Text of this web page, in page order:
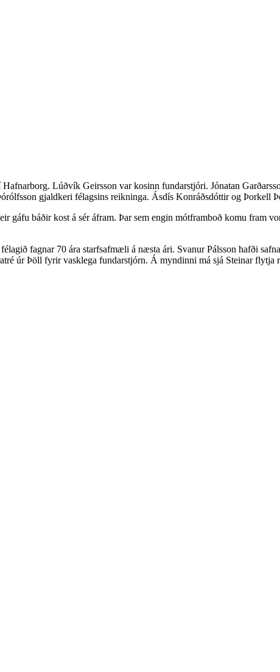
Lúðvík Geirsson var kosinn fundarstjóri. Jónatan
gjaldkeri félagsins reikninga. Ásdís Konráðsdóttir og Þorkell
gáfu báðir kost á sér áfram. Þar sem engin mótframboð komu fram
fagnar 70 ára starfsafmæli á næsta ári. Svanur Pálsson hafði
úr Þöll fyrir vasklega fundarstjórn. Á myndinni má sjá Steinar flytja